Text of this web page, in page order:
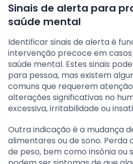
Sinais de alerta para
saúde mental
Identificar sinais de alerta é
intervenção precoce em
saúde mental. Estes sinais
para pessoa, mas existem
comuns que requerem
alterações significativas no
excessiva, irritabilidade ou
Outra indicação é a mudança
alimentares ou de sono. Perda
de peso, bem como insônia ou